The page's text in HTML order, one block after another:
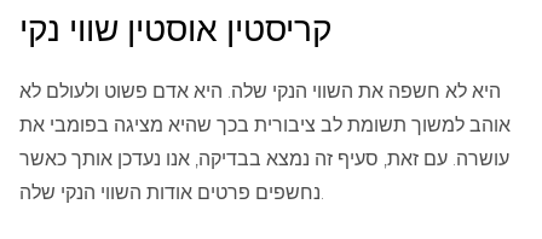
קריסטין אוסטין שווי נקי
היא לא חשפה את השווי הנקי שלה. היא אדם פשוט ולעולם לא
אוהב למשוך תשומת לב ציבורית בכך שהיא מציגה בפומבי את
עושרה. עם זאת, סעיף זה נמצא בבדיקה, אנו נעדכן אותך כאשר
נחשפים פרטים אודות השווי הנקי שלה.